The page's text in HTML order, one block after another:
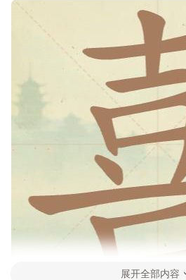
展开全部内容